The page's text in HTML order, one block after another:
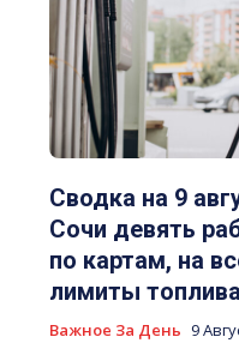
Сводка на 9
Сочи девять
по картам, на
лимиты топлива
Важное За День 9